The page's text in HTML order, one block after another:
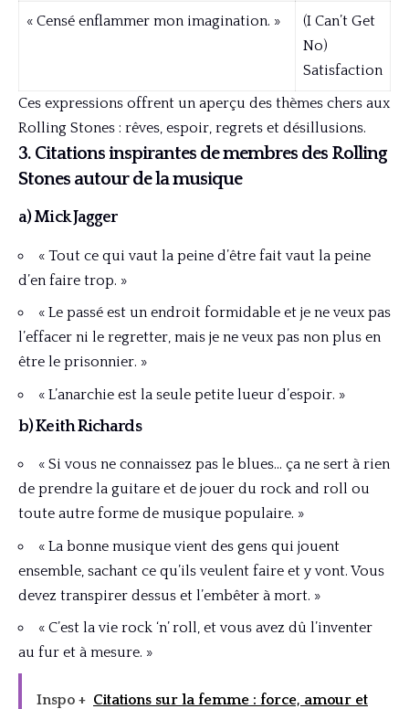
« Censé enflammer mon imagination. »
(I Can’t Get
No)
Satisfaction
Ces expressions offrent un aperçu des thèmes chers aux
Rolling Stones : rêves, espoir, regrets et désillusions.
3. Citations inspirantes de membres des Rolling
Stones autour de la musique
a) Mick Jagger
« Tout ce qui vaut la peine d’être fait vaut la peine
d’en faire trop. »
« Le passé est un endroit formidable et je ne veux pas
l’effacer ni le regretter, mais je ne veux pas non plus en
être le prisonnier. »
« L’anarchie est la seule petite lueur d’espoir. »
b) Keith Richards
« Si vous ne connaissez pas le blues… ça ne sert à rien
de prendre la guitare et de jouer du rock and roll ou
toute autre forme de musique populaire. »
« La bonne musique vient des gens qui jouent
ensemble, sachant ce qu’ils veulent faire et y vont. Vous
devez transpirer dessus et l’embêter à mort. »
« C’est la vie rock ‘n’ roll, et vous avez dû l’inventer
au fur et à mesure. »
Inspo + Citations sur la femme : force, amour et